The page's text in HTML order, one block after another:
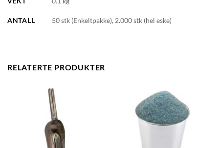
ANTALL 50 stk (Enkeltpakke), 2.000 stk (hel eske)
RELATERTE PRODUKTER